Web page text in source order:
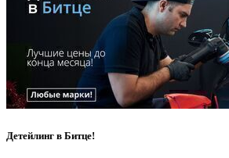
Детейлинг в Битце!